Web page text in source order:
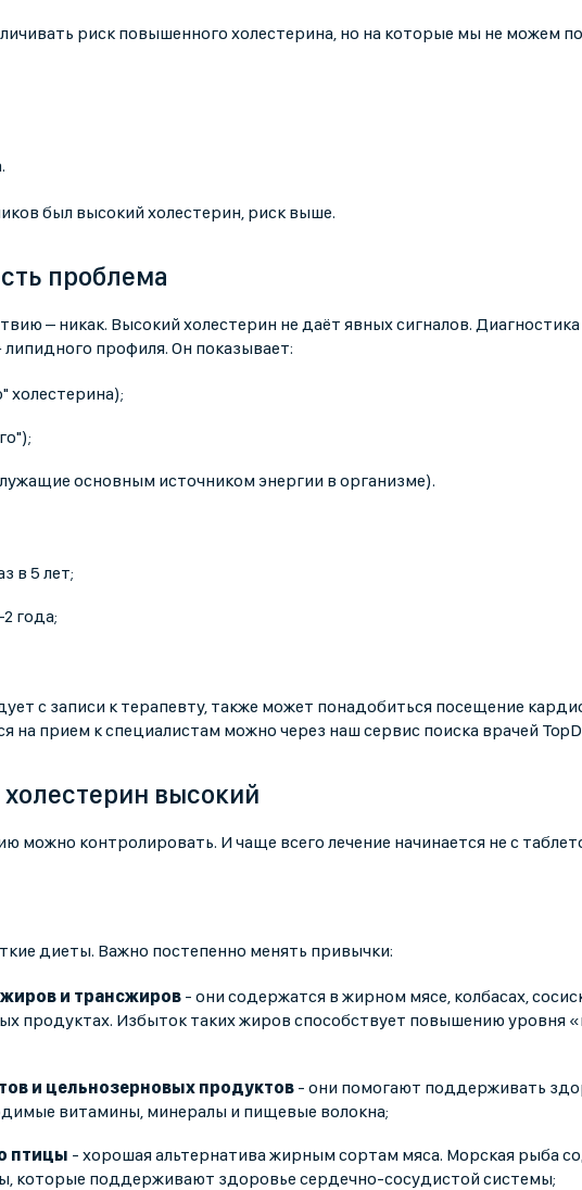
риск повышенного холестерина, но на которые мы не можем
был высокий холестерин, риск выше.
проблема
– никак. Высокий холестерин не даёт явных сигналов.
профиля. Он показывает:
холестерина);
основным источником энергии в организме).
в 5 лет;
года;
с записи к терапевту, также может понадобиться посещение
на прием к специалистам можно через наш сервис поиска врачей
высокий
можно контролировать. И чаще всего лечение начинается не с
диеты. Важно постепенно менять привычки:
и трансжиров - они содержатся в жирном мясе, колбасах,
продуктах. Избыток таких жиров способствует повышению уровня
и цельнозерновых продуктов - они помогают поддерживать
витамины, минералы и пищевые волокна;
птицы - хорошая альтернатива жирным сортам мяса. Морская рыба
которые поддерживают здоровье сердечно-сосудистой системы;